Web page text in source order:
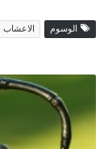
الوسوم الاعشاب
ا
ش
ا